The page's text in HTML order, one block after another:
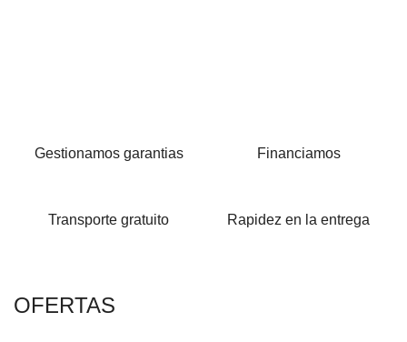
Gestionamos garantias Financiamos
Transporte gratuito Rapidez en la entrega
OFERTAS